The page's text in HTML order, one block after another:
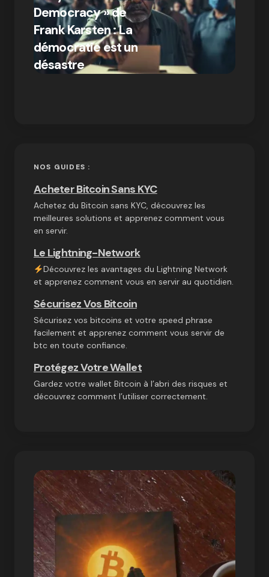
Democracy » de
Frank Karsten : La
démocratie est un
désastre
par Ines Aissani
on 03/10/2024
NOS GUIDES :
Acheter Bitcoin Sans KYC
Achetez du Bitcoin sans KYC, découvrez les
meilleures solutions et apprenez comment vous
en servir.
Le Lightning-Network
Découvrez les avantages du Lightning Network
et apprenez comment vous en servir au quotidien.
Sécurisez Vos Bitcoin
Sécurisez vos bitcoins et votre speed phrase
facilement et apprenez comment vous servir de
btc en toute confiance.
Protégez Votre Wallet
Gardez votre wallet Bitcoin à l’abri des risques et
découvrez comment l’utiliser correctement.